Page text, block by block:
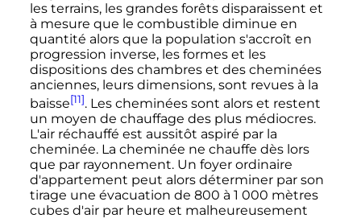
les terrains, les grandes forêts disparaissent et
à mesure que le combustible diminue en
quantité alors que la population s'accroît en
progression inverse, les formes et les
dispositions des chambres et des cheminées
anciennes, leurs dimensions, sont revues à la
baisse[11]. Les cheminées sont alors et restent
un moyen de chauffage des plus médiocres.
L'air réchauffé est aussitôt aspiré par la
cheminée. La cheminée ne chauffe dès lors
que par rayonnement. Un foyer ordinaire
d'appartement peut alors déterminer par son
tirage une évacuation de 800 à 1 000 mètres
cubes d'air par heure et malheureusement